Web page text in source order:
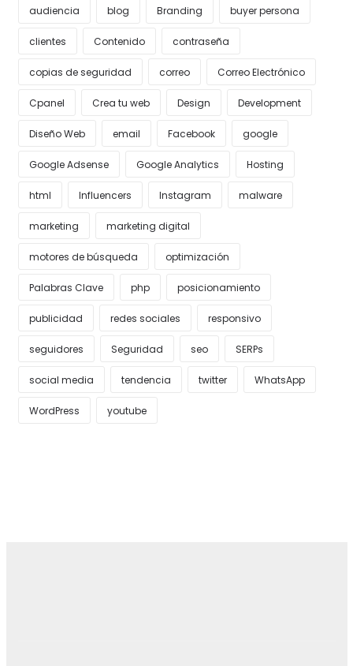
audiencia blog Branding buyer persona
clientes Contenido contraseña
copias de seguridad correo Correo Electrónico
Cpanel Crea tu web Design Development
Diseño Web email Facebook google
Google Adsense Google Analytics Hosting
html Influencers Instagram malware
marketing marketing digital
motores de búsqueda optimización
Palabras Clave php posicionamiento
publicidad redes sociales responsivo
seguidores Seguridad seo SERPs
social media tendencia twitter WhatsApp
WordPress youtube